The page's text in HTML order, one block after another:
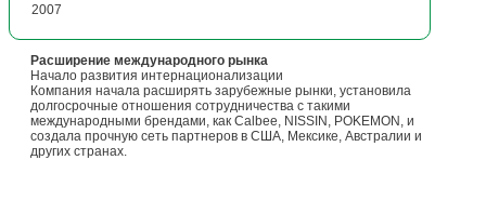
2007
Расширение международного рынка
Начало развития интернационализации
Компания начала расширять зарубежные рынки, установила
долгосрочные отношения сотрудничества с такими
международными брендами, как Calbee, NISSIN, POKEMON, и
создала прочную сеть партнеров в США, Мексике, Австралии и
других странах.